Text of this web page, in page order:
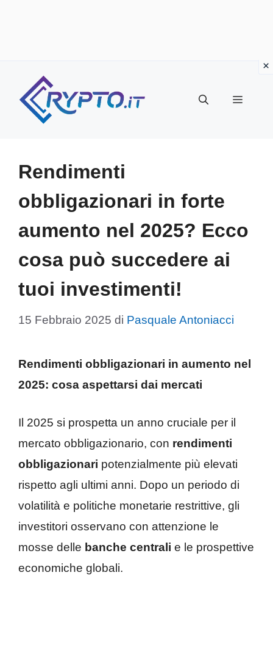
contenuto
Menu
Rendimenti
obbligazionari in forte
aumento nel 2025? Ecco
cosa può succedere ai
tuoi investimenti!
15 Febbraio 2025 di Pasquale Antoniacci
Rendimenti obbligazionari in aumento nel
2025: cosa aspettarsi dai mercati
Il 2025 si prospetta un anno cruciale per il
mercato obbligazionario, con rendimenti
obbligazionari potenzialmente più elevati
rispetto agli ultimi anni. Dopo un periodo di
volatilità e politiche monetarie restrittive, gli
investitori osservano con attenzione le
mosse delle banche centrali e le prospettive
economiche globali.